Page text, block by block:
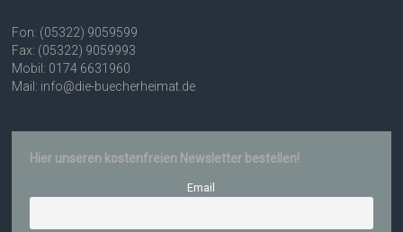
Fon: (05322) 9059599
Fax: (05322) 9059993
Mobil: 0174 6631960
Mail: info@die-buecherheimat.de
Hier unseren kostenfreien Newsletter bestellen!
Email